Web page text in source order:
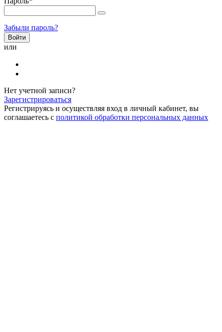
Забыли пароль?
или
Нет учетной записи?
Зарегистрироваться
Регистрируясь и осуществляя вход в личный кабинет, вы
соглашаетесь с политикой обработки персональных данных